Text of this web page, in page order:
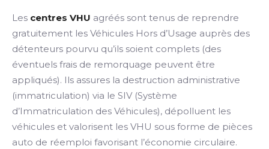
Les centres VHU agréés sont tenus de reprendre
gratuitement les Véhicules Hors d’Usage auprès des
détenteurs pourvu qu’ils soient complets (des
éventuels frais de remorquage peuvent être
appliqués). Ils assures la destruction administrative
(immatriculation) via le SIV (Système
d’Immatriculation des Véhicules), dépolluent les
véhicules et valorisent les VHU sous forme de pièces
auto de réemploi favorisant l’économie circulaire.